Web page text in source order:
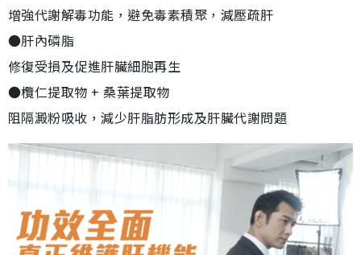
增強代謝解毒功能，避免毒素積聚，減壓疏肝
●肝內磷脂
修復受損及促進肝臟細胞再生
●欖仁提取物 + 桑葉提取物
阻隔澱粉吸收，減少肝脂肪形成及肝臟代謝問題